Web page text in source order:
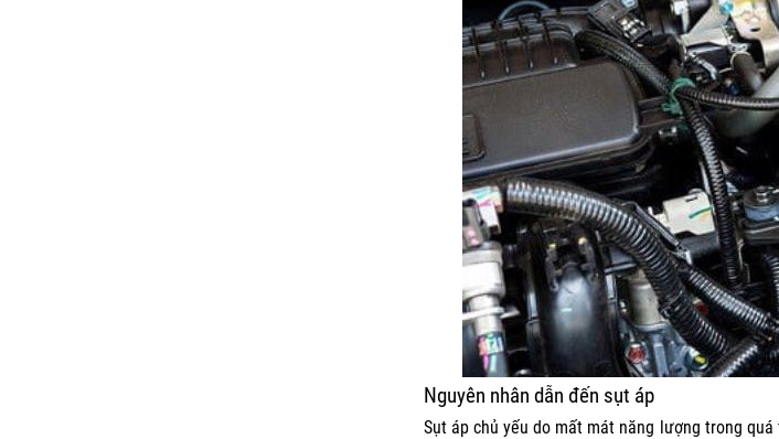
Nguyên nhân dẫn đến sụt áp
Sụt áp chủ yếu do mất mát năng lượng trong